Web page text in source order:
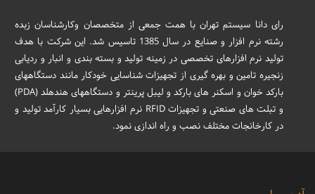
رای دانا سیستم تهران با همت جمعی از متخصصان وکارشناسان زبده
رشته نرم افزار و صنایع در سال 1385 تاسیس شد. این شرکت با هدف
تولید نرم افزارهای تخصصی در زمینه تولید و بسته بندی و انبار و ردیابی
زنجیره تامین و بهره گیری از تجهیزات شناسایی خودکار مانند دستگاههای
بارکد خوان و اسکنر های بارکد و لیبل پرینتر و دستگاههای هندهلد (PDA)
و تبلت های صنعتی و تجهیزات RFID نرم افزارهایی بسیار کارآمد تولید و
در کارخانجات مختلف نصب و راه اندازی نمود.